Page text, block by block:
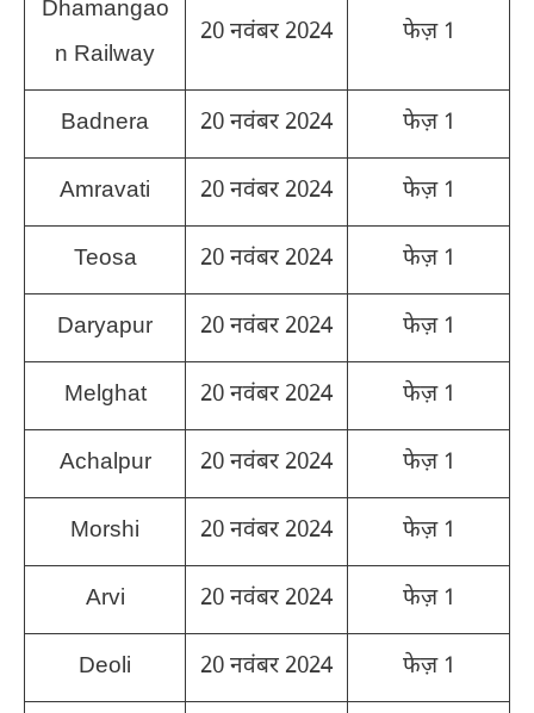
Dhamangao
n Railway
20 नवंबर 2024 फेज़ 1
Badnera 20 नवंबर 2024 फेज़ 1
Amravati 20 नवंबर 2024 फेज़ 1
Teosa 20 नवंबर 2024 फेज़ 1
Daryapur 20 नवंबर 2024 फेज़ 1
Melghat 20 नवंबर 2024 फेज़ 1
Achalpur 20 नवंबर 2024 फेज़ 1
Morshi 20 नवंबर 2024 फेज़ 1
Arvi 20 नवंबर 2024 फेज़ 1
Deoli 20 नवंबर 2024 फेज़ 1